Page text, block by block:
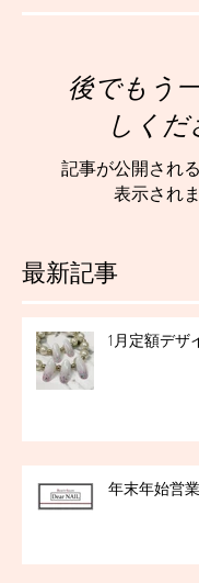
最新記事
後でもう
しく
記事が公開され
表示されま
1月定額デ
年末年始営